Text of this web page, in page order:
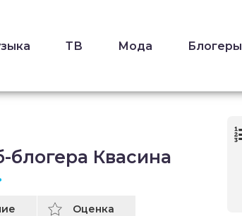
ТВ Мода Блогеры
Квасина
Оценка